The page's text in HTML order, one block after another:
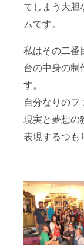
てしまう大胆
ムです。
私はその二番
台の中身の制
す。
自分なりのフ
現実と夢想の
表現するつも